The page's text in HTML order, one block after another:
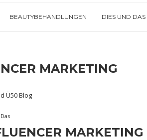
BEAUTYBEHANDLUNGEN DIES UND DAS
MARKETING
MARKETING